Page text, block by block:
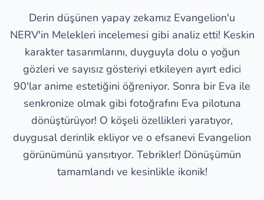
Derin düşünen yapay zekamız Evangelion'u
NERV'in Melekleri incelemesi gibi analiz etti! Keskin
karakter tasarımlarını, duyguyla dolu o yoğun
gözleri ve sayısız gösteriyi etkileyen ayırt edici
90'lar anime estetiğini öğreniyor. Sonra bir Eva ile
senkronize olmak gibi fotoğrafını Eva pilotuna
dönüştürüyor! O köşeli özellikleri yaratıyor,
duygusal derinlik ekliyor ve o efsanevi Evangelion
görünümünü yansıtıyor. Tebrikler! Dönüşümün
tamamlandı ve kesinlikle ikonik!